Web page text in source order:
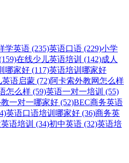
学英语 (235)英语口语 (229)小学
在线少儿英语培训 (142)成人
哪家好 (117)英语培训哪家好
英语启蒙 (72)阿卡索外教网怎么样
怎么样 (59)英语一对一培训 (55)
一对一哪家好 (52)BEC商务英语
英语口语培训哪家好 (36)商务英
英语培训 (34)初中英语 (32)英语培